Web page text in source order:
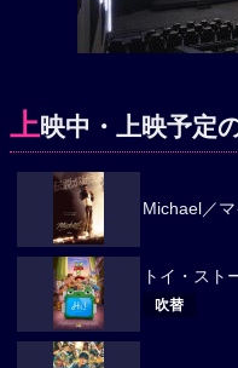
上映中・上映予定
Michael／
トイ・スト
吹替